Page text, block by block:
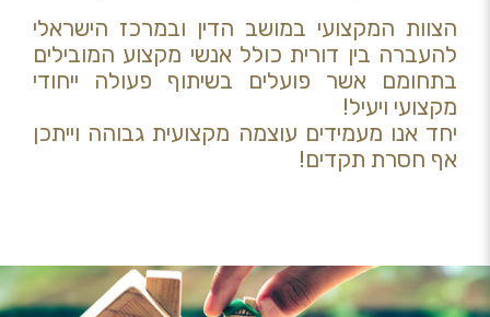
הצוות המקצועי במושב הדין ובמרכז הישראלי
להעברה בין דורית כולל אנשי מקצוע המובילים
בתחומם אשר פועלים בשיתוף פעולה ייחודי
מקצועי ויעיל!
יחד אנו מעמידים עוצמה מקצועית גבוהה וייתכן
אף חסרת תקדים!